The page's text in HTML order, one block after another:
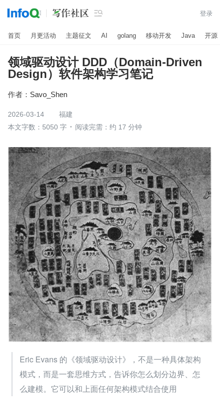
 登录
首页 月更活动 主题征文 AI golang 移动开发 Java 开源
领域驱动设计 DDD（Domain-Driven
Design）软件架构学习笔记
作者： Savo_Shen
2026-03-14
福建
本文字数：5050 字
阅读完需：约 17 分钟
Eric Evans 的《领域驱动设计》，不是一种具体架构
模式，而是一套思维方式，告诉你怎么划分边界、怎
么建模。它可以和上面任何架构模式结合使用